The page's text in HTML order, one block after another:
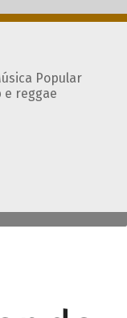
Popular
e reggae